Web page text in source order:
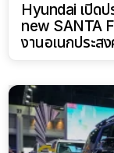
Hyundai เปิด
new SANTA
งานอเนกประส